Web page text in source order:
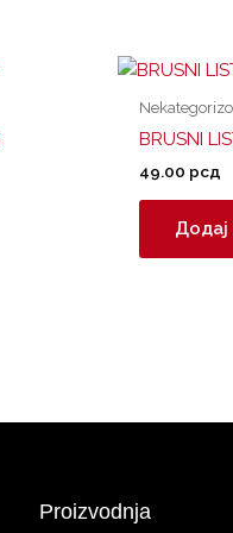
BRUSNI
49.00 рсд
Додај
Proizvodnja